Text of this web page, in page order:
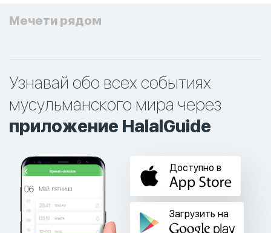
Мечети рядом
Узнавай обо всех событиях
мусульманского мира через
приложение HalalGuide
Доступно в
Загрузить на